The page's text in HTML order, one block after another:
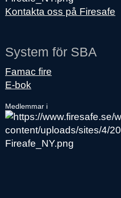
Kontakta oss på Firesafe
System för SBA
Famac fire
E-bok
Medlemmar i